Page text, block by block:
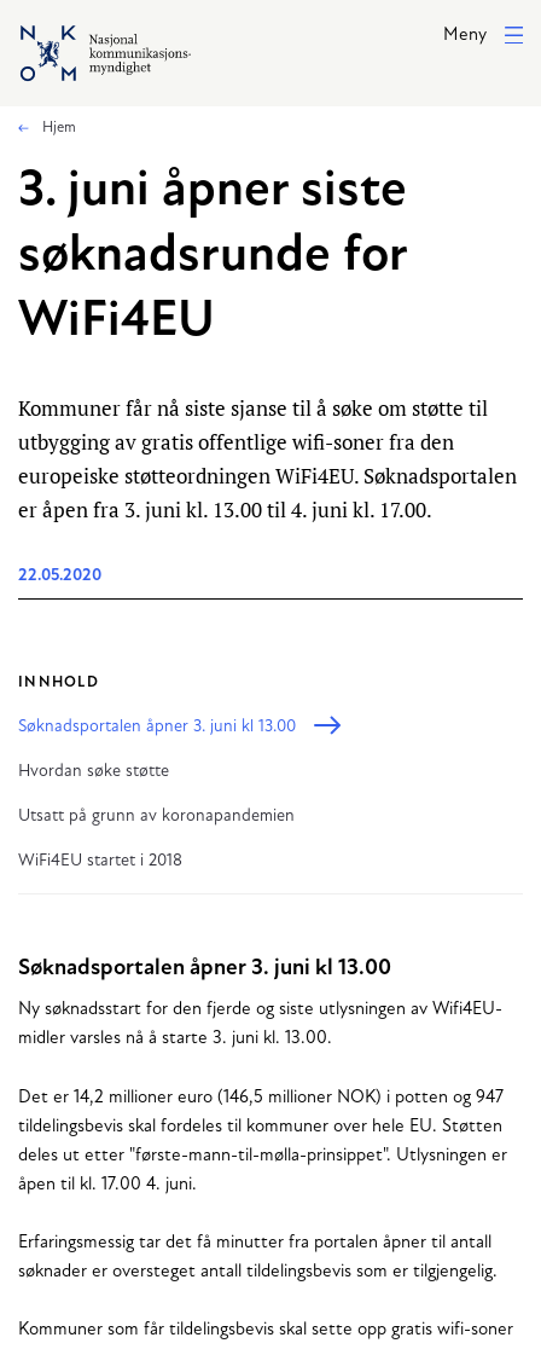
Hopp til hovedinnhold
Meny
Hjem
3. juni åpner siste
søknadsrunde for
WiFi4EU
Kommuner får nå siste sjanse til å søke om støtte til
utbygging av gratis offentlige wifi-soner fra den
europeiske støtteordningen WiFi4EU. Søknadsportalen
er åpen fra 3. juni kl. 13.00 til 4. juni kl. 17.00.
22.05.2020
INNHOLD
Søknadsportalen åpner 3. juni kl 13.00
Hvordan søke støtte
Utsatt på grunn av koronapandemien
WiFi4EU startet i 2018
Søknadsportalen åpner 3. juni kl 13.00
Ny søknadsstart for den fjerde og siste utlysningen av Wifi4EU-
midler varsles nå å starte 3. juni kl. 13.00.
Det er 14,2 millioner euro (146,5 millioner NOK) i potten og 947
tildelingsbevis skal fordeles til kommuner over hele EU. Støtten
deles ut etter "første-mann-til-mølla-prinsippet". Utlysningen er
åpen til kl. 17.00 4. juni.
Erfaringsmessig tar det få minutter fra portalen åpner til antall
søknader er oversteget antall tildelingsbevis som er tilgjengelig.
Kommuner som får tildelingsbevis skal sette opp gratis wifi-soner